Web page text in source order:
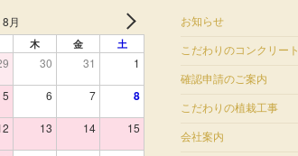
月
木 金 土
30 31 1
5 6 7 8
13 14 15
お知らせ
こだわりのコンクリート
確認申請のご案内
こだわりの植栽工事
会社案内